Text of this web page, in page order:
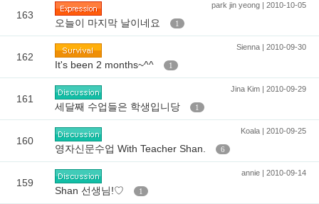
163
park jin yeong | 2010-10-05
오늘이 마지막 날이네요 1
162
Sienna | 2010-09-30
It's been 2 months~^^ 1
161
Jina Kim | 2010-09-29
세달째 수업들은 학생입니당 1
160
Koala | 2010-09-25
영자신문수업 With Teacher Shan. 6
159
annie | 2010-09-14
Shan 선생님!♡ 1